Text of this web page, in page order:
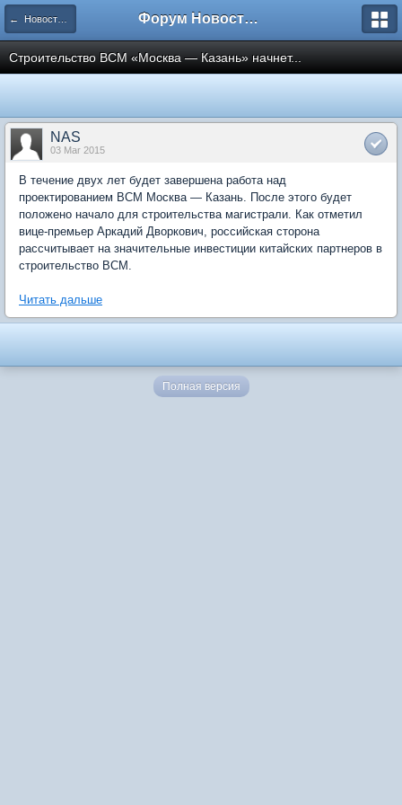
← Новости рынка недвижимости Форум Новостройки
Строительство ВСМ «Москва — Казань» начнет...
NAS
03 Mar 2015
В течение двух лет будет завершена работа над
проектированием ВСМ Москва — Казань. После этого будет
положено начало для строительства магистрали. Как отметил
вице-премьер Аркадий Дворкович, российская сторона
рассчитывает на значительные инвестиции китайских партнеров в
строительство ВСМ.
Читать дальше
Полная версия